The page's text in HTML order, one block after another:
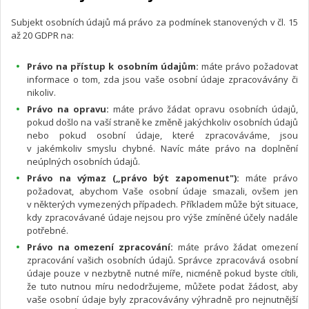
Subjekt osobních údajů má právo za podmínek stanovených v čl. 15
až 20 GDPR na:
Právo na přístup k osobním údajům: máte právo požadovat
informace o tom, zda jsou vaše osobní údaje zpracovávány či
nikoliv.
Právo na opravu: máte právo žádat opravu osobních údajů,
pokud došlo na vaší straně ke změně jakýchkoliv osobních údajů
nebo pokud osobní údaje, které zpracováváme, jsou
v jakémkoliv smyslu chybné. Navíc máte právo na doplnění
neúplných osobních údajů.
Právo na výmaz („právo být zapomenut"): máte právo
požadovat, abychom Vaše osobní údaje smazali, ovšem jen
v některých vymezených případech. Příkladem může být situace,
kdy zpracovávané údaje nejsou pro výše zmíněné účely nadále
potřebné.
Právo na omezení zpracování: máte právo žádat omezení
zpracování vašich osobních údajů. Správce zpracovává osobní
údaje pouze v nezbytně nutné míře, nicméně pokud byste cítili,
že tuto nutnou míru nedodržujeme, můžete podat žádost, aby
vaše osobní údaje byly zpracovávány výhradně pro nejnutnější